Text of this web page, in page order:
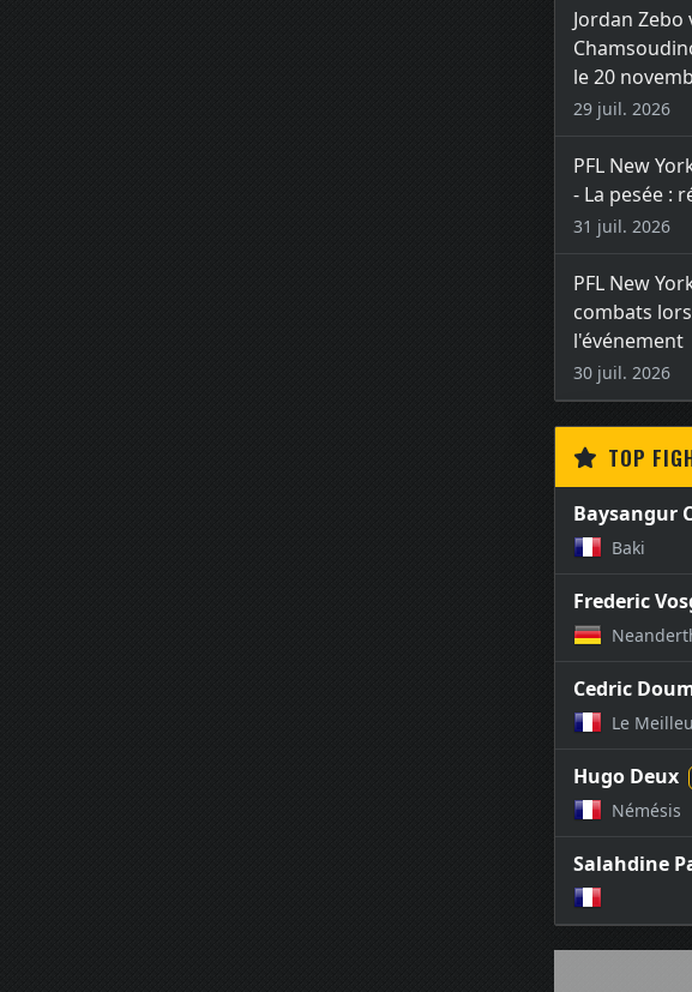
Jordan Zebo
le 20
29 juil. 2026
PFL New
- La pesée :
31 juil. 2026
PFL New
combats
l'événement
30 juil. 2026
TOP
Baysangur
Baki
Frederic
Cedric
Le
Hugo Deux
Némésis
Salahdine